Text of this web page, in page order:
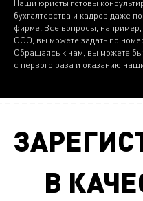
Наши юристы готовы
бухгалтерства и кадров даже
фирме. Все вопросы,
ООО, вы можете задать по
Обращаясь к нам, вы можете
с первого раза и оказанию
В